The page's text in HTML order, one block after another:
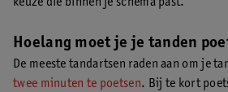
keuze die binnen je schema past.
Hoelang moet je je tanden
De meeste tandartsen raden aan om je
twee minuten te poetsen. Bij te kort